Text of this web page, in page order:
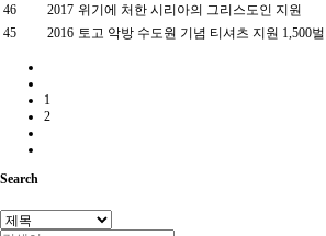
46
2017 위기에 처한 시리아의 그리스도인 지원
45
2016 토고 악방 수도원 기념 티셔츠 지원 1,500벌
1
2
Search